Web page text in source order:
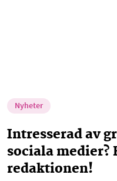
Nyheter
Intresserad av
sociala medier?
redaktionen!